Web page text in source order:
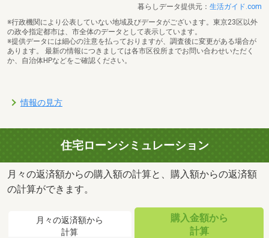
暮らしデータ提供元： 生活ガイド.com
※行政機関により公表していない地域及びデータがございます。東京23区以外
の政令指定都市は、市全体のデータとして表示しています。
※提供データには細心の注意を払っておりますが、調査後に変更がある場合が
あります。 最新の情報につきましては各市区役所までお問い合わせいただく
か、自治体HPなどをご確認ください。
情報の見方
住宅ローンシミュレーション
月々の返済額からの購入額の計算と、購入額からの返済額
の計算ができます。
月々の返済額から
計算
購入金額から
計算